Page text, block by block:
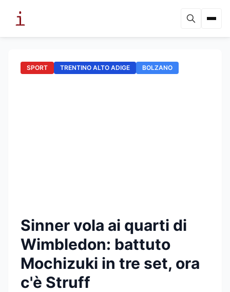
SPORT TRENTINO ALTO ADIGE BOLZANO
Sinner vola ai quarti di
Wimbledon: battuto
Mochizuki in tre set, ora
c'è Struff